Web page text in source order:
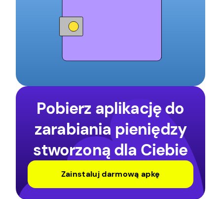
Pobierz aplikację do
zarabiania pieniędzy
stworzoną dla Ciebie
Zainstaluj darmową apkę